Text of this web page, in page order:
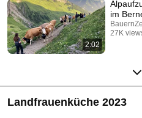
2:02
im
27K
Landfrauenküche 2023